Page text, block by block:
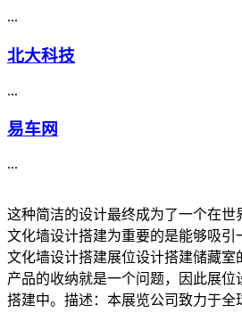
...
北大科技
...
易车网
...
这种简洁的设计最终成为了一个在世
文化墙设计搭建为重要的是能够吸
文化墙设计搭建展位设计搭建储藏
产品的收纳就是一个问题，因此展
搭建中。描述：本展览公司致力于